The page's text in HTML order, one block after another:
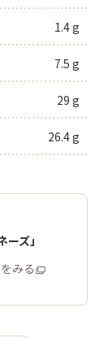
1.4 g
7.5 g
29 g
26.4 g
ズ」
みる